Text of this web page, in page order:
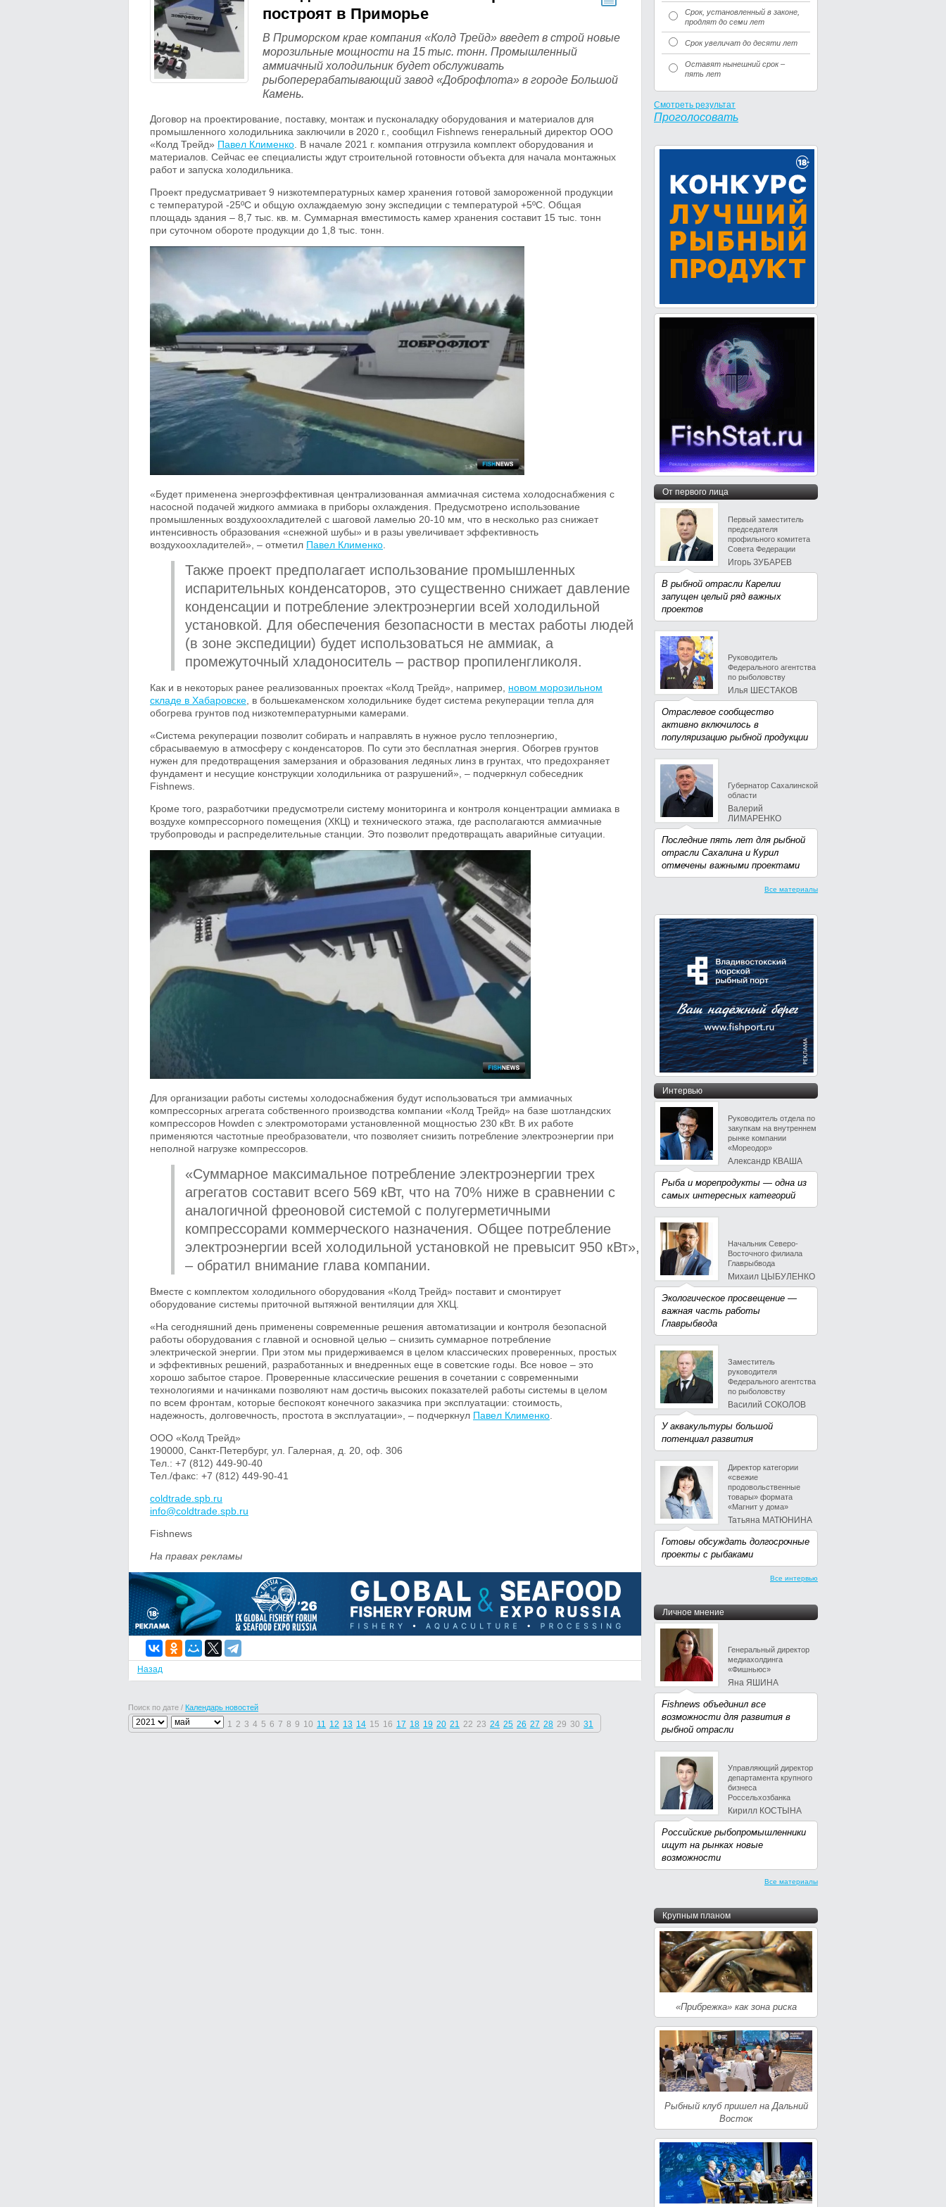
построят в Приморье
В Приморском крае компания «Колд Трейд» введет в строй новые
морозильные мощности на 15 тыс. тонн. Промышленный
аммиачный холодильник будет обслуживать
рыбоперерабатывающий завод «Доброфлота» в городе Большой
Камень.
Договор на проектирование, поставку, монтаж и пусконаладку оборудования и материалов для
промышленного холодильника заключили в 2020 г., сообщил Fishnews генеральный директор ООО
«Колд Трейд» Павел Клименко . В начале 2021 г. компания отгрузила комплект оборудования и
материалов. Сейчас ее специалисты ждут строительной готовности объекта для начала монтажных
работ и запуска холодильника.
Проект предусматривает 9 низкотемпературных камер хранения готовой замороженной продукции
с температурой -25ºС и общую охлаждаемую зону экспедиции с температурой +5ºС. Общая
площадь здания – 8,7 тыс. кв. м. Суммарная вместимость камер хранения составит 15 тыс. тонн
при суточном обороте продукции до 1,8 тыс. тонн.
«Будет применена энергоэффективная централизованная аммиачная система холодоснабжения с
насосной подачей жидкого аммиака в приборы охлаждения. Предусмотрено использование
промышленных воздухоохладителей с шаговой ламелью 20-10 мм, что в несколько раз снижает
интенсивность образования «снежной шубы» и в разы увеличивает эффективность
воздухоохладителей», – отметил Павел Клименко
Также проект предполагает использование промышленных
испарительных конденсаторов, это существенно снижает давление
конденсации и потребление электроэнергии всей холодильной
установкой. Для обеспечения безопасности в местах работы людей
(в зоне экспедиции) будет использоваться не аммиак, а
промежуточный хладоноситель – раствор пропиленгликоля.
Как и в некоторых ранее реализованных проектах «Колд Трейд», например, новом морозильном
складе в Хабаровске , в большекаменском холодильнике будет система рекуперации тепла для
обогрева грунтов под низкотемпературными камерами.
«Система рекуперации позволит собирать и направлять в нужное русло теплоэнергию,
сбрасываемую в атмосферу с конденсаторов. По сути это бесплатная энергия. Обогрев грунтов
нужен для предотвращения замерзания и образования ледяных линз в грунтах, что предохраняет
фундамент и несущие конструкции холодильника от разрушений», – подчеркнул собеседник
Fishnews.
Кроме того, разработчики предусмотрели систему мониторинга и контроля концентрации аммиака в
воздухе компрессорного помещения (ХКЦ) и технического этажа, где располагаются аммиачные
трубопроводы и распределительные станции. Это позволит предотвращать аварийные ситуации.
Для организации работы системы холодоснабжения будут использоваться три аммиачных
компрессорных агрегата собственного производства компании «Колд Трейд» на базе шотландских
компрессоров Howden с электромоторами установленной мощностью 230 кВт. В их работе
применяются частотные преобразователи, что позволяет снизить потребление электроэнергии при
неполной нагрузке компрессоров.
«Суммарное максимальное потребление электроэнергии трех
агрегатов составит всего 569 кВт, что на 70% ниже в сравнении с
аналогичной фреоновой системой с полугерметичными
компрессорами коммерческого назначения. Общее потребление
электроэнергии всей холодильной установкой не превысит 950 кВт»,
– обратил внимание глава компании.
Вместе с комплектом холодильного оборудования «Колд Трейд» поставит и смонтирует
оборудование системы приточной вытяжной вентиляции для ХКЦ.
«На сегодняшний день применены современные решения автоматизации и контроля безопасной
работы оборудования с главной и основной целью – снизить суммарное потребление
электрической энергии. При этом мы придерживаемся в целом классических проверенных, простых
и эффективных решений, разработанных и внедренных еще в советские годы. Все новое – это
хорошо забытое старое. Проверенные классические решения в сочетании с современными
технологиями и начинками позволяют нам достичь высоких показателей работы системы в целом
по всем фронтам, которые беспокоят конечного заказчика при эксплуатации: стоимость,
надежность, долговечность, простота в эксплуатации», – подчеркнул Павел Клименко
ООО «Колд Трейд»
190000, Санкт-Петербург, ул. Галерная, д. 20, оф. 306
Тел.: +7 (812) 449-90-40
Тел./факс: +7 (812) 449-90-41
coldtrade.spb.ru
info@coldtrade.spb.ru
Fishnews
На правах рекламы
Назад
Поиск по дате / Календарь новостей
1 2 3 4 5 6 7 8 9 10 11 12 13 14 15 16 17 18 19 20 21 22 23 24 25 26 27 28 29 30 31
Срок, установленный в законе,
продлят до семи лет
Срок увеличат до десяти лет
Оставят нынешний срок –
пять лет
Смотреть результат
Проголосовать
От первого лица
Первый заместитель
председателя
профильного комитета
Совета Федерации
Игорь ЗУБАРЕВ
В рыбной отрасли Карелии
запущен целый ряд важных
проектов
Руководитель
Федерального агентства
по рыболовству
Илья ШЕСТАКОВ
Отраслевое сообщество
активно включилось в
популяризацию рыбной продукции
Губернатор Сахалинской
области
Валерий
ЛИМАРЕНКО
Последние пять лет для рыбной
отрасли Сахалина и Курил
отмечены важными проектами
Все материалы
Интервью
Руководитель отдела по
закупкам на внутреннем
рынке компании
«Мореодор»
Александр КВАША
Рыба и морепродукты — одна из
самых интересных категорий
Начальник Северо-
Восточного филиала
Главрыбвода
Михаил ЦЫБУЛЕНКО
Экологическое просвещение —
важная часть работы
Главрыбвода
Заместитель
руководителя
Федерального агентства
по рыболовству
Василий СОКОЛОВ
У аквакультуры большой
потенциал развития
Директор категории
«свежие
продовольственные
товары» формата
«Магнит у дома»
Татьяна МАТЮНИНА
Готовы обсуждать долгосрочные
проекты с рыбаками
Все интервью
Личное мнение
Генеральный директор
медиахолдинга
«Фишньюс»
Яна ЯШИНА
Fishnews объединил все
возможности для развития в
рыбной отрасли
Управляющий директор
департамента крупного
бизнеса
Россельхозбанка
Кирилл КОСТЫНА
Российские рыбопромышленники
ищут на рынках новые
возможности
Все материалы
Крупным планом
«Прибрежка» как зона риска
Рыбный клуб пришел на Дальний
Восток